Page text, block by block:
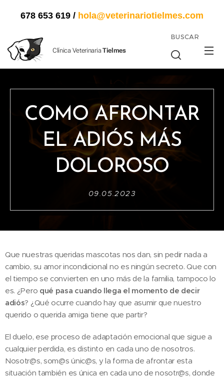
678 653 619 / hola@veterinariotielmes.com
Clínica Veterinaria Tielmes
BUSCAR
COMO AFRONTAR
EL ADIÓS MÁS
DOLOROSO
09.05.2023
Que nuestras queridas mascotas nos dan, sin pedir nada a
cambio, su amor incondicional no es ningún secreto. Que con
el tiempo se convierten en uno más de la familia, tampoco lo
es. ¿Pero qué pasa cuando llega el momento de decir
adiós? ¿Qué ocurre cuando hay que asumir que nuestro
querido o querida amiga tiene que partir?
El duelo, ese proceso de adaptación emocional que sigue a
cualquier perdida, es distinto en cada uno de nosotros.
Nosotr@s, som@s únic@s, y la forma de afrontar esta
situación también es única en cada uno de nosotr@s, donde